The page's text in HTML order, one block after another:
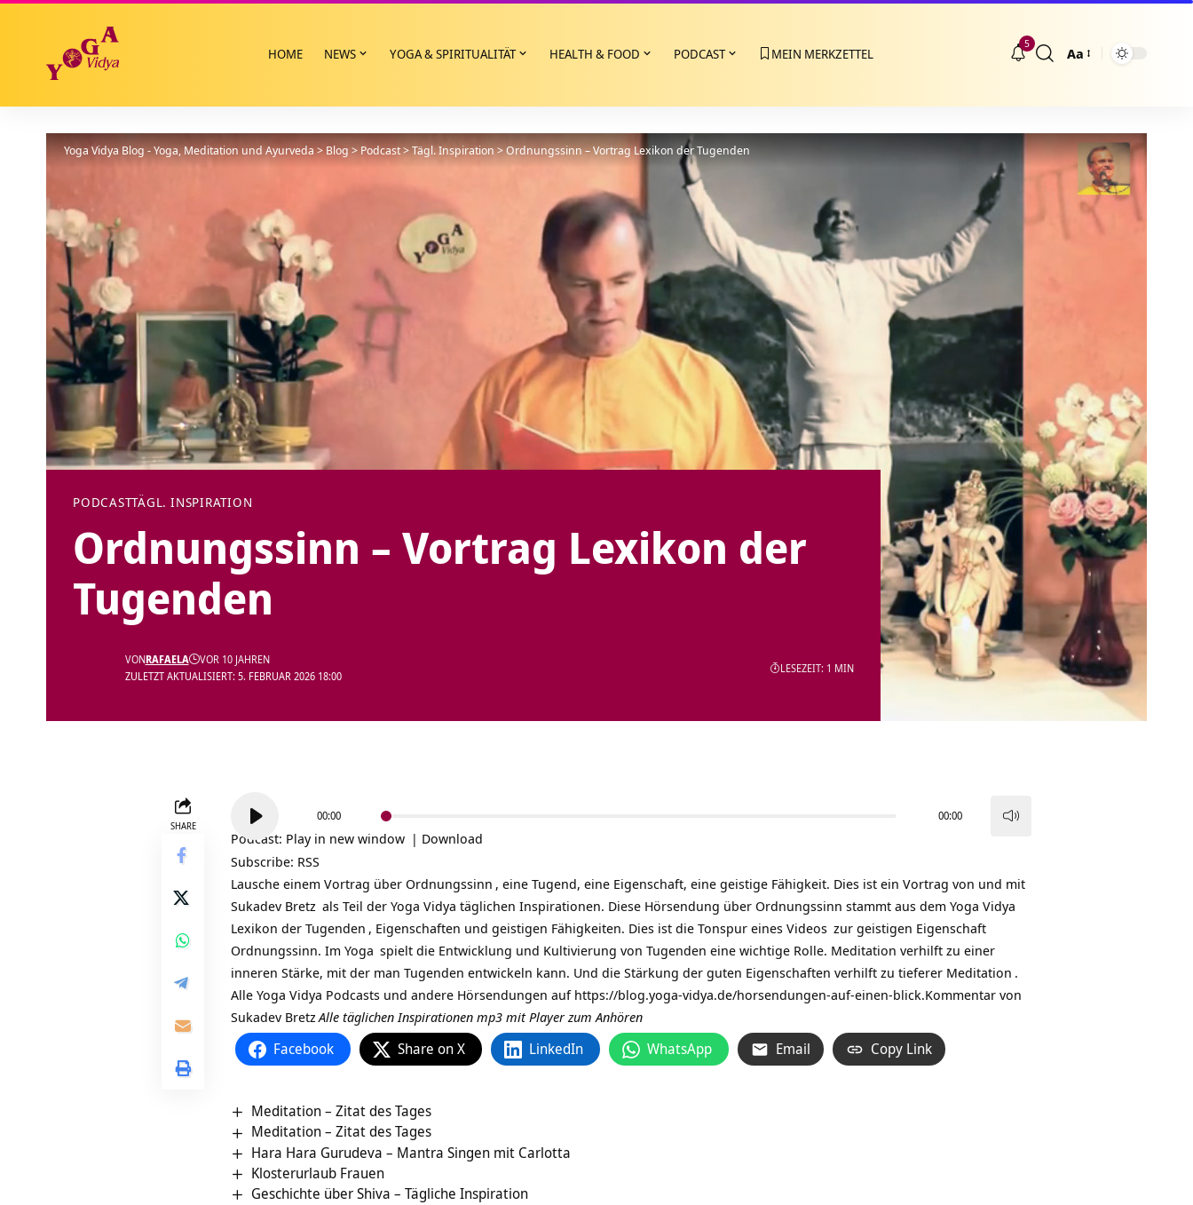
HOME NEWS YOGA & SPIRITUALITÄT HEALTH & FOOD PODCAST MEIN MERKZETTEL
5
Größenänderung
Aa
Yoga Vidya Blog - Yoga, Meditation und Ayurveda>Blog>Podcast>Tägl. Inspiration>Ordnungssinn – Vortrag Lexikon der Tugenden
PODCASTTÄGL. INSPIRATION
Ordnungssinn – Vortrag Lexikon der
Tugenden
ZULETZT AKTUALISIERT: 5. FEBRUAR 2026 18:00
VONRAFAELA VOR 10 JAHREN
LESEZEIT: 1 MIN
SHARE
Player
00:00 00:00
Podcast: Play in new window | Download
Subscribe: RSS
Lausche einem Vortrag über Ordnungssinn , eine Tugend, eine Eigenschaft, eine geistige Fähigkeit. Dies ist ein Vortrag von und mit
Sukadev Bretz als Teil der Yoga Vidya täglichen Inspirationen. Diese Hörsendung über Ordnungssinn stammt aus dem Yoga Vidya
Lexikon der Tugenden , Eigenschaften und geistigen Fähigkeiten. Dies ist die Tonspur eines Videos zur geistigen Eigenschaft
Ordnungssinn. Im Yoga spielt die Entwicklung und Kultivierung von Tugenden eine wichtige Rolle. Meditation verhilft zu einer
inneren Stärke, mit der man Tugenden entwickeln kann. Und die Stärkung der guten Eigenschaften verhilft zu tieferer Meditation .
Alle Yoga Vidya Podcasts und andere Hörsendungen auf https://blog.yoga-vidya.de/horsendungen-auf-einen-blick.Kommentar von
Sukadev BretzAlle täglichen Inspirationen mp3 mit Player zum Anhören
Facebook Share on X LinkedIn WhatsApp Email Copy Link
Meditation – Zitat des Tages
Meditation – Zitat des Tages
Hara Hara Gurudeva – Mantra Singen mit Carlotta
Klosterurlaub Frauen
Geschichte über Shiva – Tägliche Inspiration